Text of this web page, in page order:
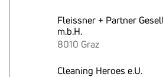
Fleissner + Partner
m.b.H.
8010 Graz
Cleaning Heroes e.U.